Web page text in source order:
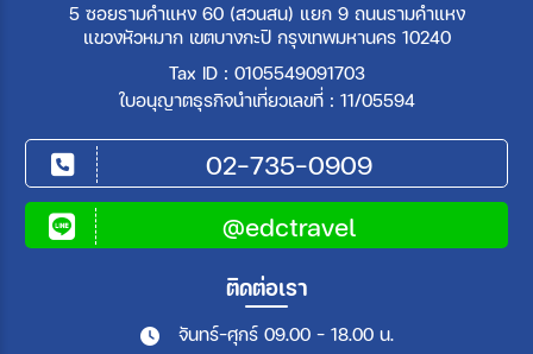
5 ซอยรามคำแหง 60 (สวนสน) แยก 9 ถนนรามคำแหง
แขวงหัวหมาก เขตบางกะปิ กรุงเทพมหานคร 10240
Tax ID : 0105549091703
ใบอนุญาตธุรกิจนำเที่ยวเลขที่ : 11/05594
02-735-0909
@edctravel
ติดต่อเรา
จันทร์-ศุกร์ 09.00 - 18.00 น.